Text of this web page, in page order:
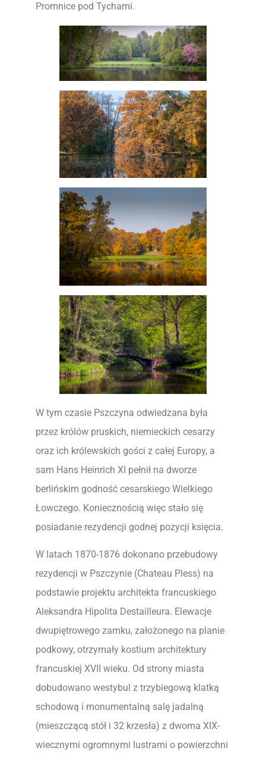
Promnice pod Tychami.
W tym czasie Pszczyna odwiedzana była
przez królów pruskich, niemieckich cesarzy
oraz ich królewskich gości z całej Europy, a
sam Hans Heinrich XI pełnił na dworze
berlińskim godność cesarskiego Wielkiego
Łowczego. Koniecznością więc stało się
posiadanie rezydencji godnej pozycji księcia.
W latach 1870-1876 dokonano przebudowy
rezydencji w Pszczynie (Chateau Pless) na
podstawie projektu architekta francuskiego
Aleksandra Hipolita Destailleura. Elewacje
dwupiętrowego zamku, założonego na planie
podkowy, otrzymały kostium architektury
francuskiej XVII wieku. Od strony miasta
dobudowano westybul z trzybiegową klatką
schodową i monumentalną salę jadalną
(mieszczącą stół i 32 krzesła) z dwoma XIX-
wiecznymi ogromnymi lustrami o powierzchni